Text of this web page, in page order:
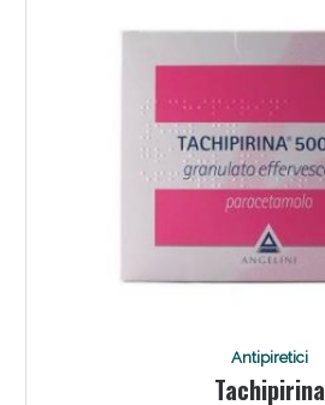
Antipiretici
Tachipirina